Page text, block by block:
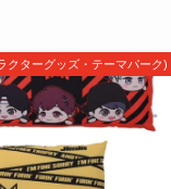
クターグッズ・テーマパーク)